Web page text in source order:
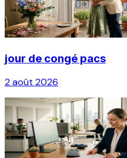
jour de congé pacs
2 août 2026